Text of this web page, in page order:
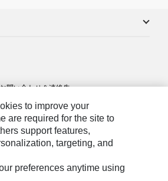
問い合わせ＆連絡先
信設定to improve your
are required for the site to
support features,
targeting, and
preferences anytime using